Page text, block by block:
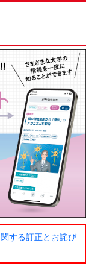
する訂正とお詫び